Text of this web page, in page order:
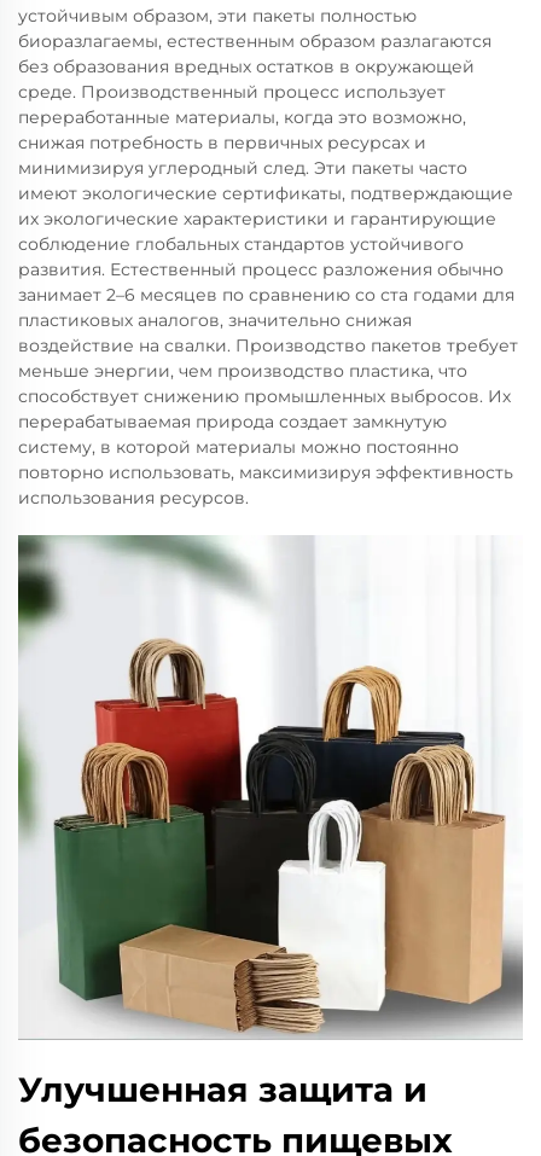
устойчивым образом, эти пакеты полностью
биоразлагаемы, естественным образом разлагаются
без образования вредных остатков в окружающей
среде. Производственный процесс использует
переработанные материалы, когда это возможно,
снижая потребность в первичных ресурсах и
минимизируя углеродный след. Эти пакеты часто
имеют экологические сертификаты, подтверждающие
их экологические характеристики и гарантирующие
соблюдение глобальных стандартов устойчивого
развития. Естественный процесс разложения обычно
занимает 2–6 месяцев по сравнению со ста годами для
пластиковых аналогов, значительно снижая
воздействие на свалки. Производство пакетов требует
меньше энергии, чем производство пластика, что
способствует снижению промышленных выбросов. Их
перерабатываемая природа создает замкнутую
систему, в которой материалы можно постоянно
повторно использовать, максимизируя эффективность
использования ресурсов.
Улучшенная защита и
безопасность пищевых